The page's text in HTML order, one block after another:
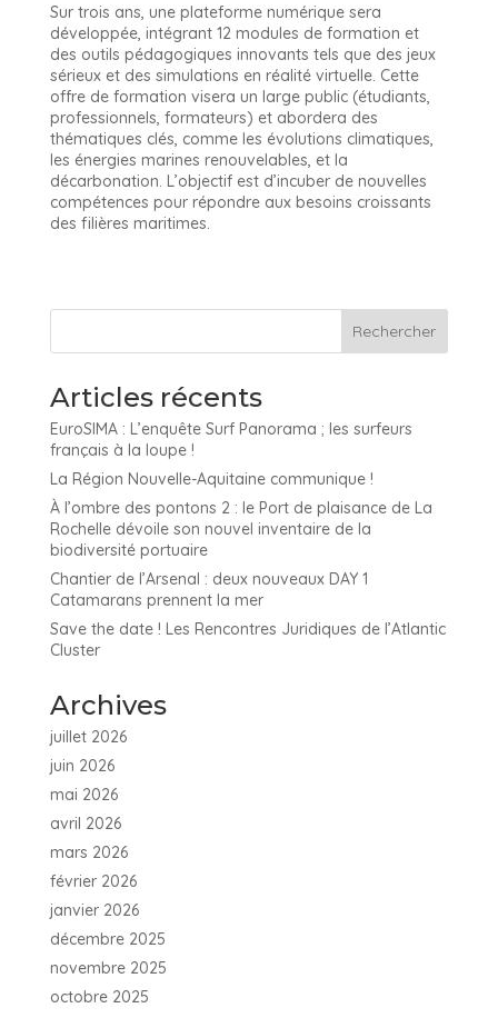
Sur trois ans, une plateforme numérique sera
développée, intégrant 12 modules de formation et
des outils pédagogiques innovants tels que des jeux
sérieux et des simulations en réalité virtuelle. Cette
offre de formation visera un large public (étudiants,
professionnels, formateurs) et abordera des
thématiques clés, comme les évolutions climatiques,
les énergies marines renouvelables, et la
décarbonation. L’objectif est d’incuber de nouvelles
compétences pour répondre aux besoins croissants
des filières maritimes.
Articles récents
EuroSIMA : L’enquête Surf Panorama ; les surfeurs
français à la loupe !
La Région Nouvelle-Aquitaine communique !
À l’ombre des pontons 2 : le Port de plaisance de La
Rochelle dévoile son nouvel inventaire de la
biodiversité portuaire
Chantier de l’Arsenal : deux nouveaux DAY 1
Catamarans prennent la mer
Save the date ! Les Rencontres Juridiques de l’Atlantic
Cluster
Archives
juillet 2026
juin 2026
mai 2026
avril 2026
mars 2026
février 2026
janvier 2026
décembre 2025
novembre 2025
octobre 2025